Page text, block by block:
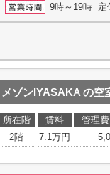
9時～19時 定
メゾンIYASAKA の空
所在階 賃料 管理
2階
7.1万円